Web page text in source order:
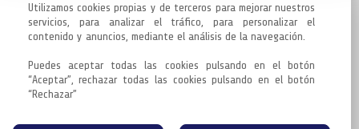
Utilizamos cookies propias y de terceros para mejorar nuestros
servicios, para analizar el tráfico, para personalizar el
contenido y anuncios, mediante el análisis de la navegación.
Puedes aceptar todas las cookies pulsando en el botón
“Aceptar”, rechazar todas las cookies pulsando en el botón
“Rechazar”